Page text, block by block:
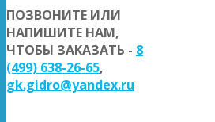
ПОЗВОНИТЕ ИЛИ
НАПИШИТЕ НАМ,
ЧТОБЫ ЗАКАЗАТЬ - 8
(499) 638-26-65,
gk.gidro@yandex.ru